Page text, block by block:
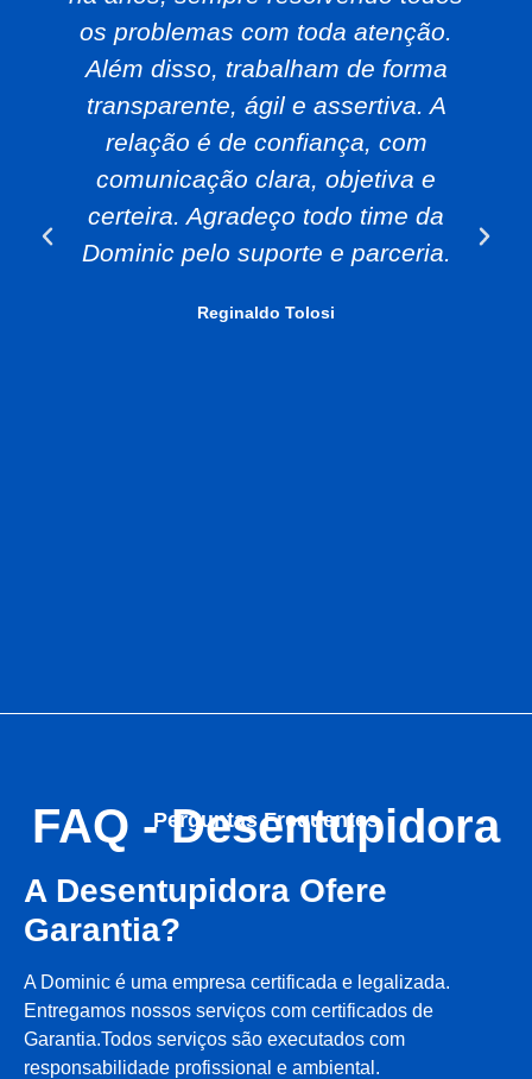
os problemas com toda atenção.
Além disso, trabalham de forma
transparente, ágil e assertiva. A
relação é de confiança, com
comunicação clara, objetiva e
certeira. Agradeço todo time da
Dominic pelo suporte e parceria.
Reginaldo Tolosi
Perguntas Frequentes
FAQ - Desentupidora
A Desentupidora Ofere
Garantia?
A Dominic é uma empresa certificada e legalizada.
Entregamos nossos serviços com certificados de
Garantia.Todos serviços são executados com
responsabilidade profissional e ambiental.